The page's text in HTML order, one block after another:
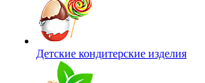
Детские кондитерские изделия